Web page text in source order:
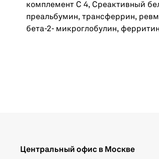
комплемент С 4, Среактивный
преальбумин, трансферрин,
бета-2- микроглобулин,
Центральный офис в Москве